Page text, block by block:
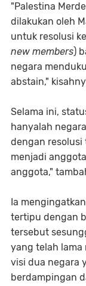
"Palestina
dilakukan oleh
untuk resolusi
new members)
negara
abstain,"
Selama ini,
hanyalah
dengan
menjadi
anggota,"
Ia
tertipu dengan
tersebut
yang telah lama
visi dua negara
berdampingan